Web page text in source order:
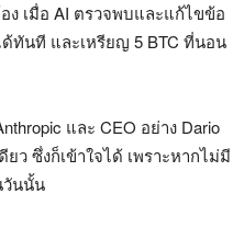
ง เมื่อ AI ตรวจพบและแก้ไขข้อ
ทันที และเหรียญ 5 BTC ที่นอน
และ CEO อย่าง Dario
ว ซึ่งก็เข้าใจได้ เพราะหากไม่มี
วันนั้น